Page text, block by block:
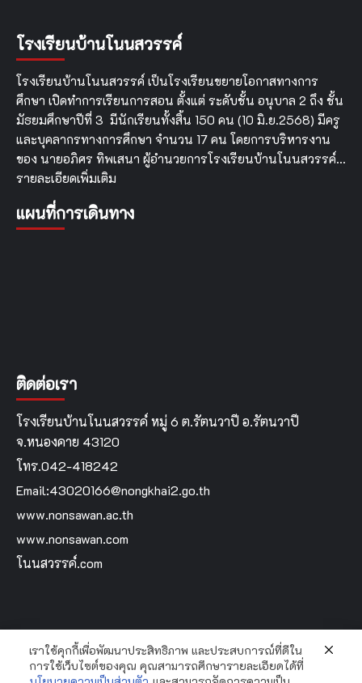
โรงเรียนบ้านโนนสวรรค์
โรงเรียนบ้านโนนสวรรค์ เป็นโรงเรียนขยายโอกาสทางการ
ศึกษา เปิดทำการเรียนการสอน ตั้งแต่ ระดับชั้น อนุบาล 2 ถึง ชั้น
มัธยมศึกษาปีที่ 3 มีนักเรียนทั้งสิ้น 150 คน (10 มิ.ย.2568) มีครู
และบุคลากรทางการศึกษา จำนวน 17 คน โดยการบริหารงาน
ของ นายอภิศร ทิพเสนา ผู้อำนวยการโรงเรียนบ้านโนนสวรรค์…
รายละเอียดเพิ่มเติม
แผนที่การเดินทาง
ติดต่อเรา
โรงเรียนบ้านโนนสวรรค์ หมู่ 6 ต.รัตนวาปี อ.รัตนวาปี
จ.หนองคาย 43120
โทร.042-418242
Email:43020166@nongkhai2.go.th
www.nonsawan.ac.th
www.nonsawan.com
โนนสวรรค์.com
Home
เราใช้คุกกี้เพื่อพัฒนาประสิทธิภาพ และประสบการณ์ที่ดีใน
การใช้เว็บไซต์ของคุณ คุณสามารถศึกษารายละเอียดได้ที่